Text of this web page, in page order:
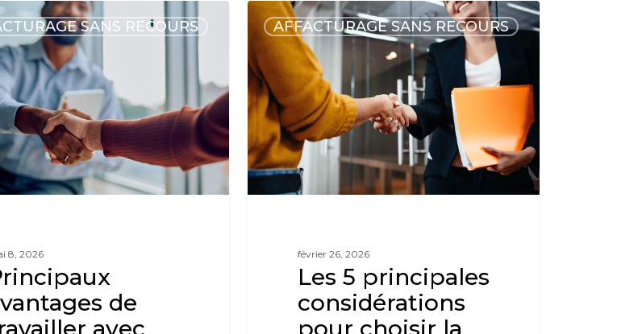
SANS RECOURS
8, 2026
de
avec
AFFACTURAGE SANS RECOURS
février 26, 2026
Les 5 principales
considérations
pour choisir la